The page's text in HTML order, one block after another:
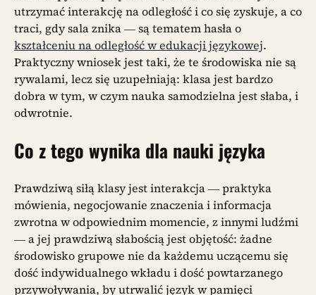
utrzymać interakcję na odległość i co się zyskuje, a co
traci, gdy sala znika — są tematem hasła o
kształceniu na odległość w edukacji językowej.
Praktyczny wniosek jest taki, że te środowiska nie są
rywalami, lecz się uzupełniają: klasa jest bardzo
dobra w tym, w czym nauka samodzielna jest słaba, i
odwrotnie.
Co z tego wynika dla nauki języka
Prawdziwą siłą klasy jest interakcja — praktyka
mówienia, negocjowanie znaczenia i informacja
zwrotna w odpowiednim momencie, z innymi ludźmi
— a jej prawdziwą słabością jest objętość: żadne
środowisko grupowe nie da każdemu uczącemu się
dość indywidualnego wkładu i dość powtarzanego
przywoływania, by utrwalić język w pamięci